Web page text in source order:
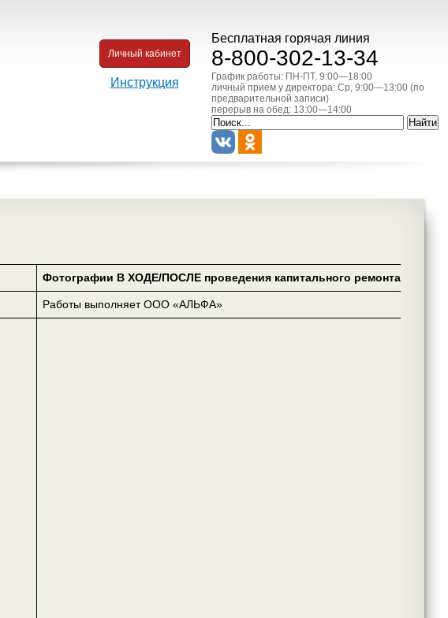
Бесплатная горячая линия
8-800-302-13-34
График работы: ПН-ПТ, 9:00—18:00
личный прием у директора: Ср, 9:00—13:00 (по
предварительной записи)
перерыв на обед: 13:00—14:00
Личный кабинет
Инструкция
Фотографии В ХОДЕ/ПОСЛЕ проведения капитального ремонта
Работы выполняет ООО «АЛЬФА»